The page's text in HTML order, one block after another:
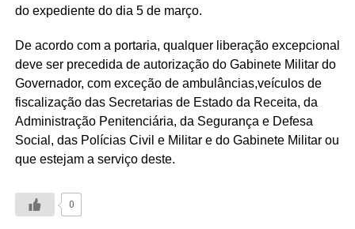
do expediente do dia 5 de março.
De acordo com a portaria, qualquer liberação excepcional
deve ser precedida de autorização do Gabinete Militar do
Governador, com exceção de ambulâncias,veículos de
fiscalização das Secretarias de Estado da Receita, da
Administração Penitenciária, da Segurança e Defesa
Social, das Polícias Civil e Militar e do Gabinete Militar ou
que estejam a serviço deste.
0